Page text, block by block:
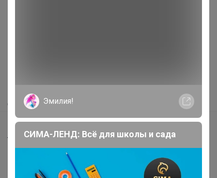
Как получить?
Доставка
Шоурумы
Торговые марки
В наличии
Эмилия!
СИМА-ЛЕНД: Всё для школы и сада